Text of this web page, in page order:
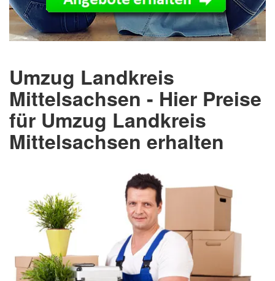
Umzug Landkreis
Mittelsachsen - Hier Preise
für Umzug Landkreis
Mittelsachsen erhalten